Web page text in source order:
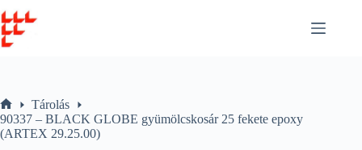
to
content
Home
Tárolás
90337 – BLACK GLOBE gyümölcskosár 25 fekete epoxy
(ARTEX 29.25.00)